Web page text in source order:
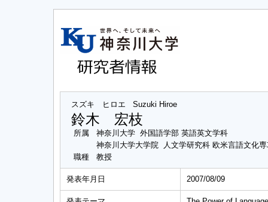
スズキ ヒロエ Suzuki Hiroe
鈴木 宏枝
所属
神奈川大学 外国語学部 英語英文学科
神奈川大学大学院 人文学研究科 欧米言語文化
職種
教授
発表年月日 2007/08/09